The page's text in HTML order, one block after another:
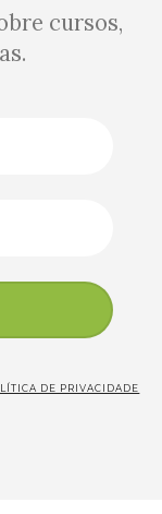
cursos,
DE PRIVACIDADE